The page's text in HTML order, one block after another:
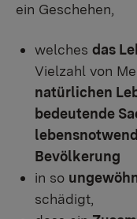
ein Geschehen,
welches das
Vielzahl von
natürlichen
bedeutende
Bevölkerung
in so
schädigt,